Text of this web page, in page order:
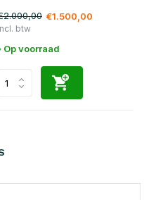
€1.500,00
btw
Op voorraad